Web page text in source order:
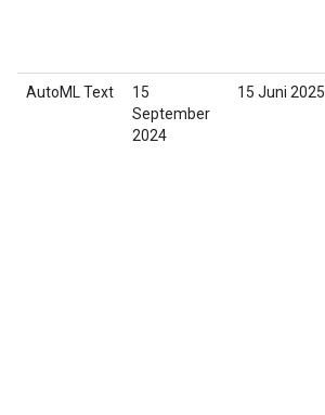
AutoML Text
15
September
2024
15 Juni 2025